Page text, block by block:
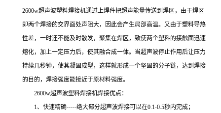
2600w超声波塑料焊接机通过上焊件把超声能量传送到焊区，由于焊区
即两个焊接的交界面处声阻大，因此会产生局部高温。又由于塑料导热
性差，一时还不能及时散发，聚集在焊区，致使两个塑料的接触面迅速
熔化，加上一定压力后，使其融合成一体。当超声波停止作用后让压力
持续几秒钟，使其凝固成型，这样就形成一个坚固的分子链，达到焊接
的目的，焊接强度能接近于原材料强度。
2600w超声波塑料焊接机焊接优点：
1、快速精确-----绝大部分超声波焊接可以在0.1-0.5秒内完成；